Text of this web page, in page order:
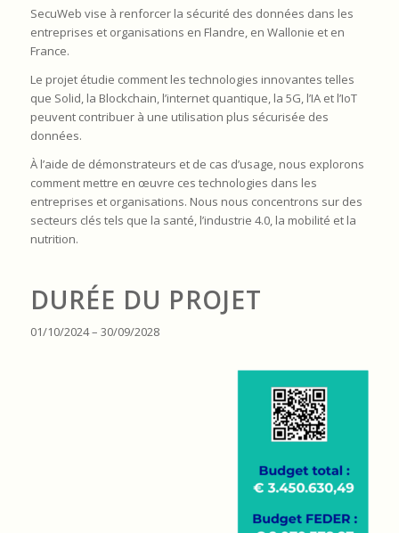
SecuWeb vise à renforcer la sécurité des données dans les
entreprises et organisations en Flandre, en Wallonie et en
France.
Le projet étudie comment les technologies innovantes telles
que Solid, la Blockchain, l’internet quantique, la 5G, l’IA et l’IoT
peuvent contribuer à une utilisation plus sécurisée des
données.
À l’aide de démonstrateurs et de cas d’usage, nous explorons
comment mettre en œuvre ces technologies dans les
entreprises et organisations. Nous nous concentrons sur des
secteurs clés tels que la santé, l’industrie 4.0, la mobilité et la
nutrition.
DURÉE DU PROJET
01/10/2024 – 30/09/2028